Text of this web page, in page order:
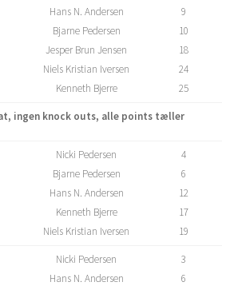
Hans N. Andersen
Bjarne Pedersen
Jesper Brun Jensen
Niels Kristian Iversen
Kenneth Bjerre
9
10
18
24
25
ingen knock outs, alle points tæller
Nicki Pedersen
Bjarne Pedersen
Hans N. Andersen
Kenneth Bjerre
Niels Kristian Iversen
4
6
12
17
19
Nicki Pedersen
Hans N. Andersen
3
6